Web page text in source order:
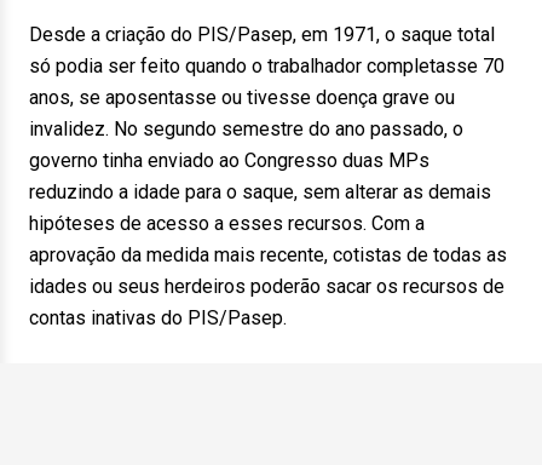
Desde a criação do PIS/Pasep, em 1971, o saque total
só podia ser feito quando o trabalhador completasse 70
anos, se aposentasse ou tivesse doença grave ou
invalidez. No segundo semestre do ano passado, o
governo tinha enviado ao Congresso duas MPs
reduzindo a idade para o saque, sem alterar as demais
hipóteses de acesso a esses recursos. Com a
aprovação da medida mais recente, cotistas de todas as
idades ou seus herdeiros poderão sacar os recursos de
contas inativas do PIS/Pasep.